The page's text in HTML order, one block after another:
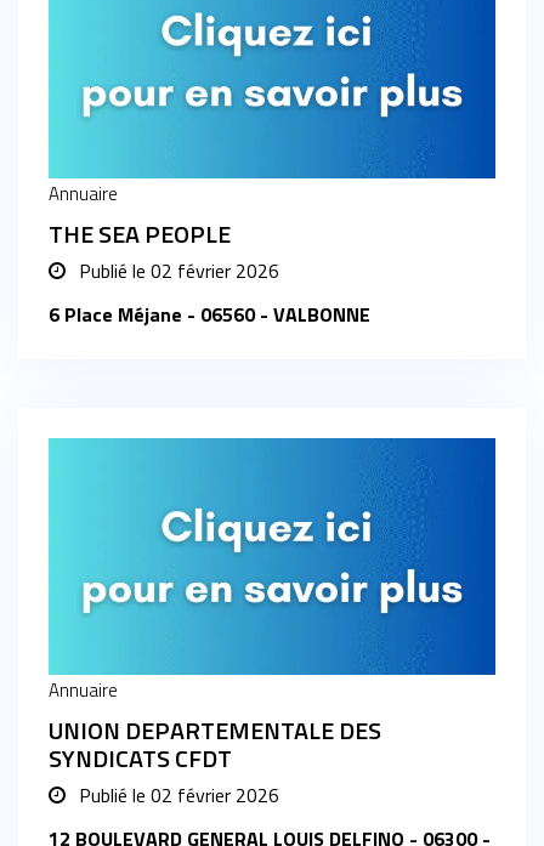
Annuaire
THE SEA PEOPLE
Publié le 02 février 2026
6 Place Méjane - 06560 - VALBONNE
Annuaire
UNION DEPARTEMENTALE DES
SYNDICATS CFDT
Publié le 02 février 2026
12 BOULEVARD GENERAL LOUIS DELFINO - 06300 -